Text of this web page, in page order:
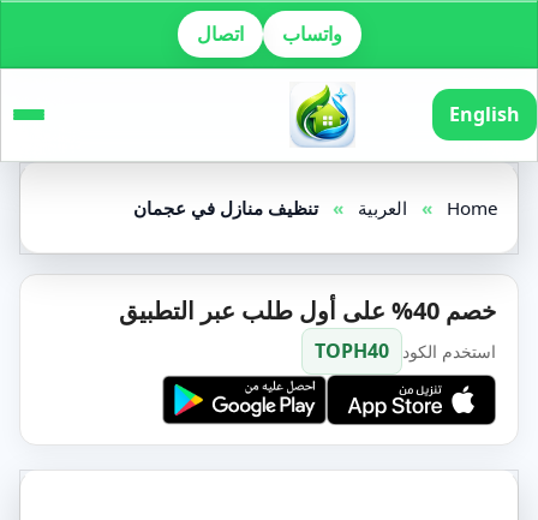
واتساب اتصال
English
Home
» العربية » تنظيف منازل في عجمان
خصم 40% على أول طلب عبر التطبيق
استخدم الكود TOPH40